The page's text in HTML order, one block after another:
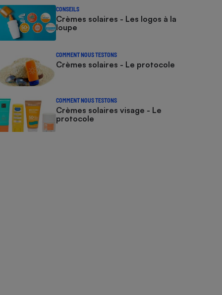
CONSEILS
Crèmes solaires - Les logos à la
loupe
COMMENT NOUS TESTONS
Crèmes solaires - Le protocole
COMMENT NOUS TESTONS
Crèmes solaires visage - Le
protocole